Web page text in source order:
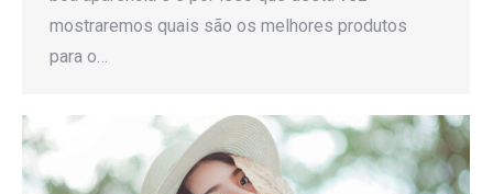
mostraremos quais são os melhores produtos
para o…